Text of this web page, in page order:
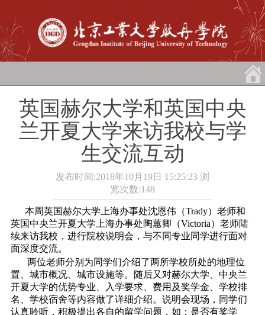
英国赫尔大学和英国中央
兰开夏大学来访我校与学
生交流互动
发布时间:2018年10月19日 15:25:23 浏
览次数:148
本周英国赫尔大学上海办事处沈恩伟（Trady）老师和
英国中央兰开夏大学上海办事处陶蕙卿（Victoria）老师陆
续来访我校，进行院校说明会，与不同专业同学进行面对
面深度交流。
两位老师分别为同学们介绍了两所学校所处的地理位
置、城市概况、城市设施等。随后又对赫尔大学、中央兰
开夏大学的优势专业、入学要求、费用及奖学金、学校排
名、学校宿舍等内容做了详细介绍。说明会现场，同学们
认真聆听，积极提出各自的留学问题，如：是否有奖学